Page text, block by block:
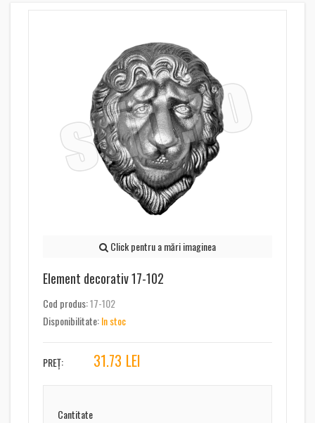
Click pentru a mări imaginea
Element decorativ 17-102
Cod produs:17-102
Disponibilitate:In stoc
PREȚ: 31.73 LEI
Cantitate